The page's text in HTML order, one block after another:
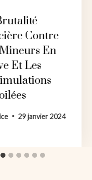
Contre
En
Et Les
29 janvier 2024